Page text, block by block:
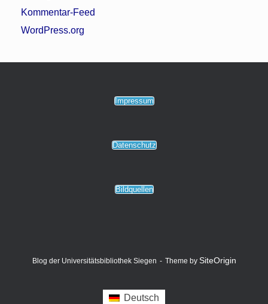
Kommentar-Feed
WordPress.org
Impressum
Datenschutz
Bildquellen
Blog der Universitätsbibliothek Siegen Theme by SiteOrigin
Deutsch